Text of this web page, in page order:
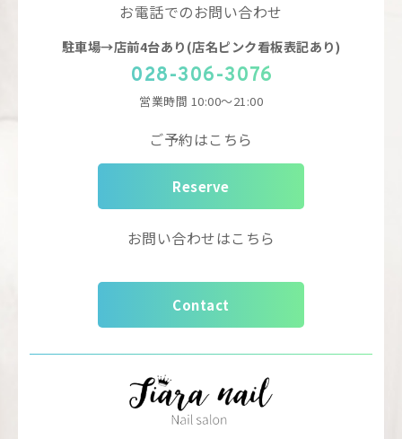
お電話でのお問い合わせ
駐車場→店前4台あり(店名ピンク看板表記あり)
028-306-3076
営業時間 10:00～21:00
ご予約はこちら
Reserve
お問い合わせはこちら
Contact